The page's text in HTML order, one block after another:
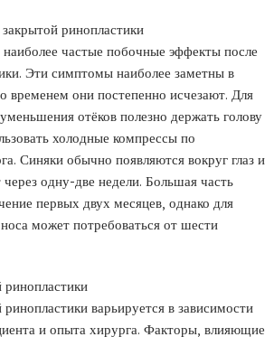
ринопластики
частые побочные эффекты после
Эти симптомы наиболее заметны в
временем они постепенно исчезают. Для
отёков полезно держать голову
холодные компрессы по
Синяки обычно появляются вокруг глаз и
одну-две недели. Большая часть
первых двух месяцев, однако для
может потребоваться от шести
варьируется в зависимости
и опыта хирурга. Факторы, влияющие